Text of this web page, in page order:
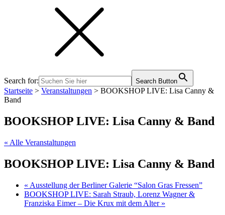
Search for: Search Button
Startseite > Veranstaltungen > BOOKSHOP LIVE: Lisa Canny &
Band
BOOKSHOP LIVE: Lisa Canny & Band
« Alle Veranstaltungen
BOOKSHOP LIVE: Lisa Canny & Band
« Ausstellung der Berliner Galerie “Salon Gras Fressen”
BOOKSHOP LIVE: Sarah Straub, Lorenz Wagner &
Franziska Eimer – Die Krux mit dem Alter »